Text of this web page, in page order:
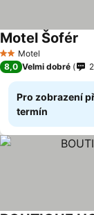
2 Počet hvězdiček
Motel
Motel Šofér
8,0 Velmi dobré
Pro zobrazení
termín